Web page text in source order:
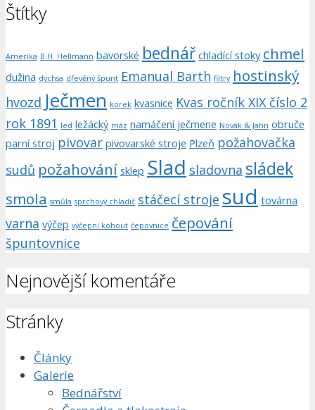
Štítky
Amerika B.H. Hellmann bavorské bednář chladící stoky chmel
dužina dychsa dřevěný špunt Emanual Barth filtry hostinský
hvozd Ječmen korek kvasnice Kvas ročník XIX číslo 2
rok 1891 led ležácký máz namáčení ječmene Novák & Jahn obruče
parní stroj pivovar pivovarské stroje Plzeň požahovačka
sudů požahování sklep Slad sladovna sládek
smola smůla sprchový chladič stáčecí stroje sud továrna
varna výčep výčepní kohout čepovnice čepování
špuntovnice
Nejnovější komentáře
Stránky
Články
Galerie
Bednářství